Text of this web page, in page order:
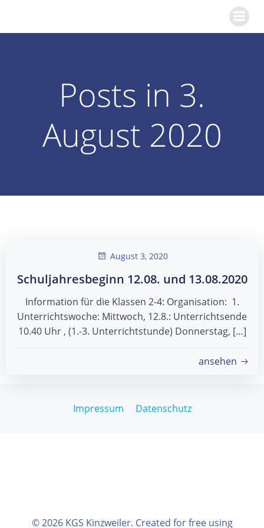
springen
Posts in 3.
August 2020
August 3, 2020
Schuljahresbeginn 12.08. und 13.08.2020
Information für die Klassen 2-4: Organisation: 1.
Unterrichtswoche: Mittwoch, 12.8.: Unterrichtsende
10.40 Uhr , (1.-3. Unterrichtstunde) Donnerstag, […]
ansehen
Impressum Datenschutz
© 2026 KGS Kinzweiler. Created for free using